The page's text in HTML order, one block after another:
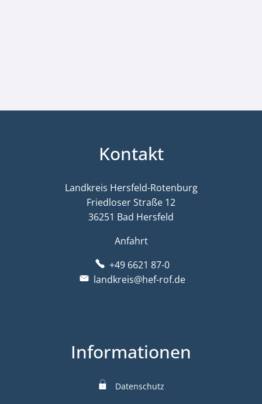
Kontakt
Landkreis Hersfeld-Rotenburg
Friedloser Straße 12
36251 Bad Hersfeld
Anfahrt
+49 6621 87-0
landkreis@hef-rof.de
Informationen
Datenschutz